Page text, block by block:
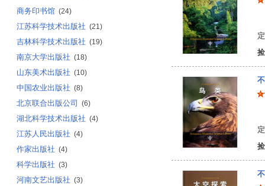
商务印书馆 (24)
江苏科学技术出版社 (21)
吉林科学技术出版社 (19)
南京大学出版社 (18)
山东美术出版社 (10)
中国农业出版社 (8)
北京联合出版公司 (6)
湖北科学技术出版社 (4)
江苏人民出版社 (4)
作家出版社 (4)
科学出版社 (3)
河南文艺出版社 (3)